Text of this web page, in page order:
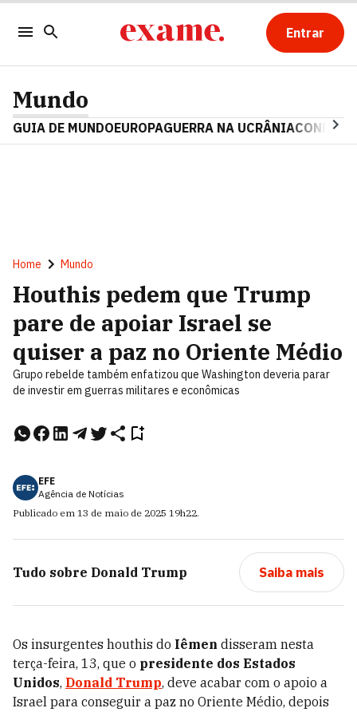
Entrar
Mundo
GUIA DE MUNDOEUROPAGUERRA NA UCRÂNIA
Home Mundo
Houthis pedem que Trump
pare de apoiar Israel se
quiser a paz no Oriente Médio
Grupo rebelde também enfatizou que Washington deveria parar
de investir em guerras militares e econômicas
EFE
Agência de Notícias
Publicado em 13 de maio de 2025 19h22.
Tudo sobre Donald Trump Saiba mais
Os insurgentes houthis do Iêmen disseram nesta
terça-feira, 13, que o presidente dos Estados
Unidos, Donald Trump, deve acabar com o apoio a
Israel para conseguir a paz no Oriente Médio, depois